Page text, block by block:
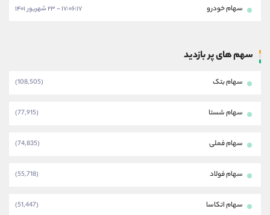
سهام خودرو ۱۷:۰۶:۱۷ - ۲۳ شهریور ۱۴۰۱
سهم های پر بازدید
سهام بتک (108,505)
سهام شستا (77,915)
سهام فملی (74,835)
سهام فولاد (55,718)
سهام اتکاسا (51,447)